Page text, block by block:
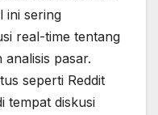
ini sering
real-time tentang
pasar.
seperti Reddit
tempat diskusi